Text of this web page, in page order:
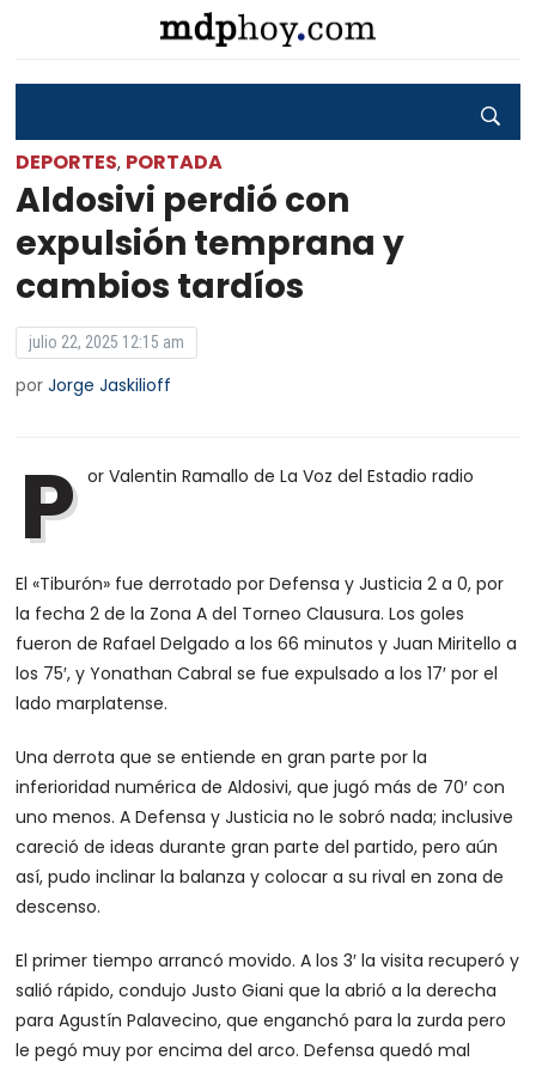
DEPORTES, PORTADA
Aldosivi perdió con
expulsión temprana y
cambios tardíos
julio 22, 2025 12:15 am
porJorge Jaskilioff
P or Valentin Ramallo de La Voz del Estadio radio
El «Tiburón» fue derrotado por Defensa y Justicia 2 a 0, por
la fecha 2 de la Zona A del Torneo Clausura. Los goles
fueron de Rafael Delgado a los 66 minutos y Juan Miritello a
los 75′, y Yonathan Cabral se fue expulsado a los 17′ por el
lado marplatense.
Una derrota que se entiende en gran parte por la
inferioridad numérica de Aldosivi, que jugó más de 70′ con
uno menos. A Defensa y Justicia no le sobró nada; inclusive
careció de ideas durante gran parte del partido, pero aún
así, pudo inclinar la balanza y colocar a su rival en zona de
descenso.
El primer tiempo arrancó movido. A los 3′ la visita recuperó y
salió rápido, condujo Justo Giani que la abrió a la derecha
para Agustín Palavecino, que enganchó para la zurda pero
le pegó muy por encima del arco. Defensa quedó mal